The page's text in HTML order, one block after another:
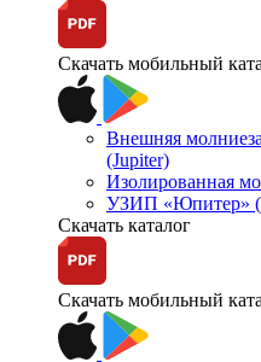
Скачать мобильный
Внешняя
(Jupiter)
Изолированная
УЗИП «Юпитер»
Скачать каталог
Скачать мобильный